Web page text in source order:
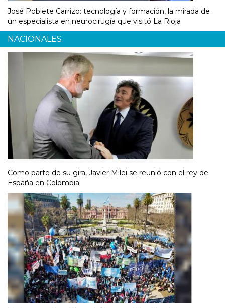
José Poblete Carrizo: tecnología y formación, la mirada de
un especialista en neurocirugía que visitó La Rioja
NACIONALES
Como parte de su gira, Javier Milei se reunió con el rey de
España en Colombia